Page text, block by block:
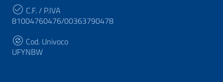
C.F. / P.IVA
81004760476/00363790478
Cod. Univoco
UFYNBW